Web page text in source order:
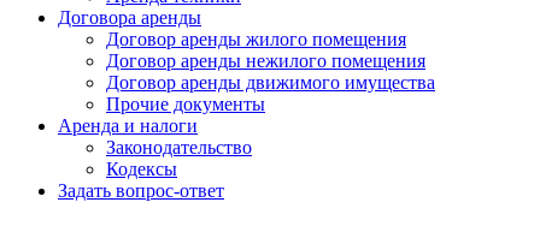
Договора аренды
Договор аренды жилого помещения
Договор аренды нежилого помещения
Договор аренды движимого имущества
Прочие документы
Аренда и налоги
Законодательство
Кодексы
Задать вопрос-ответ